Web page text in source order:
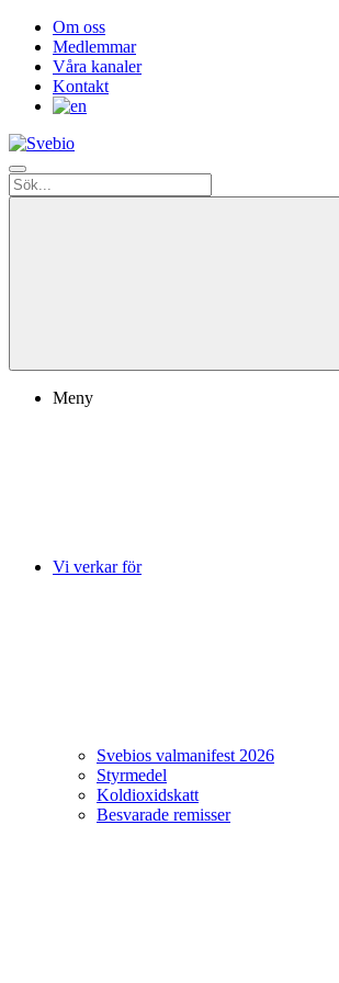
Om oss
Medlemmar
Våra kanaler
Kontakt
Meny
Vi verkar för
Svebios valmanifest 2026
Styrmedel
Koldioxidskatt
Besvarade remisser